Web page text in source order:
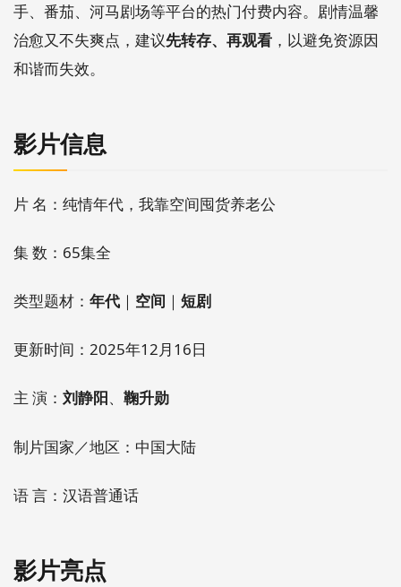
手、番茄、河马剧场等平台的热门付费内容。剧情温馨
治愈又不失爽点，建议先转存、再观看 ，以避免资源因
和谐而失效。
影片信息
片 名：纯情年代，我靠空间囤货养老公
集 数：65集全
类型题材： 年代 ｜ 空间 ｜ 短剧
更新时间：2025年12月16日
主 演： 刘静阳、 鞠升勋
制片国家／地区：中国大陆
语 言：汉语普通话
影片亮点